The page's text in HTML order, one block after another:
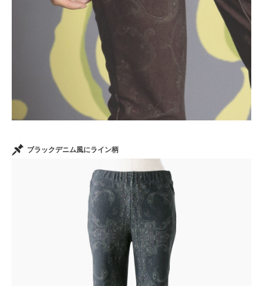
ブラックデニム風にライン柄